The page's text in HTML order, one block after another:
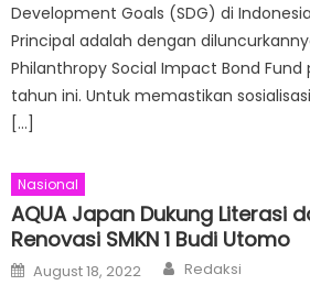
Development Goals (SDG) di
Principal adalah dengan
Philanthropy Social Impact Bond
tahun ini. Untuk memastikan
[…]
Nasional
AQUA Japan Dukung Literasi
Renovasi SMKN 1 Budi Utomo
Posted
on
August 18, 2022 Author
Redaksi